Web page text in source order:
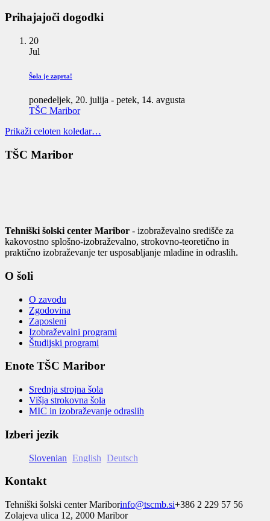
Prihajajoči dogodki
20
Jul
Šola je zaprta!
ponedeljek, 20. julija - petek, 14. avgusta
TŠC Maribor
Prikaži celoten koledar…
TŠC Maribor
Tehniški šolski center Maribor - izobraževalno središče za
kakovostno splošno-izobraževalno, strokovno-teoretično in
praktično izobraževanje ter usposabljanje mladine in odraslih.
O šoli
O zavodu
Zgodovina
Zaposleni
Izobraževalni programi
Študijski programi
Enote TŠC Maribor
Srednja strojna šola
Višja strokovna šola
MIC in izobraževanje odraslih
Izberi jezik
Slovenian English Deutsch
Kontakt
Tehniški šolski center Mariborinfo@tscmb.si+386 2 229 57 56
Zolajeva ulica 12, 2000 Maribor